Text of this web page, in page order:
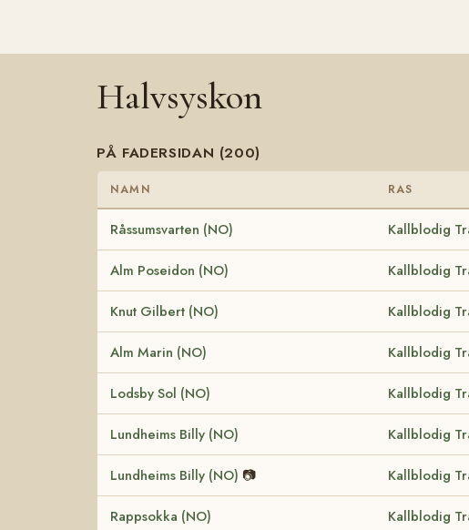
Halvsyskon
PÅ FADERSIDAN (200)
NAMN RAS
Råssumsvarten (NO) Kallblodig
Alm Poseidon (NO) Kallblodig
Knut Gilbert (NO) Kallblodig
Alm Marin (NO) Kallblodig
Lodsby Sol (NO) Kallblodig
Lundheims Billy (NO) Kallblodig
Lundheims Billy (NO) 📷 Kallblodig
Rappsokka (NO) Kallblodig